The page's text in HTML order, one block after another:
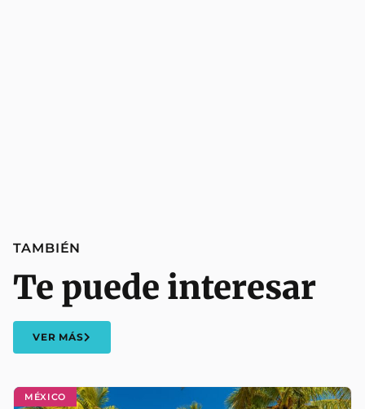
TAMBIÉN
Te puede interesar
VER MÁS
MÉXICO